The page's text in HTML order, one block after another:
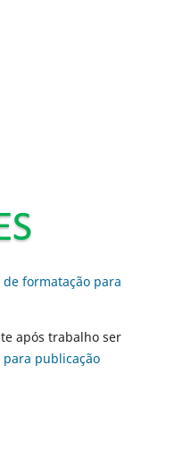
de formatação para
após trabalho ser
publicação